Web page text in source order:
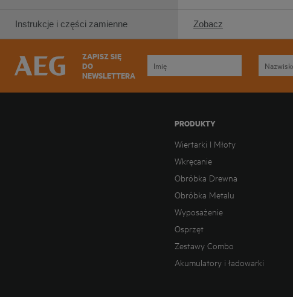
Instrukcje i części zamienne Zobacz
ZAPISZ SIĘ
DO
NEWSLETTERA
PRODUKTY
Wiertarki I Młoty
Wkręcanie
Obróbka Drewna
Obróbka Metalu
Wyposażenie
Osprzęt
Zestawy Combo
Akumulatory i ładowarki